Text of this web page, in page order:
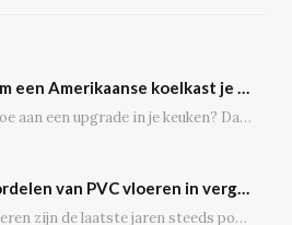
Waarom een Amerikaanse koelkast je keuken transformeert
Ben je toe aan een upgrade in je keuken? Dan is een Amerikaanse koelkast misschien…
De voordelen van PVC vloeren in vergelijking met houten vloeren
PVC vloeren zijn de laatste jaren steeds populairder geworden, en dat is niet zonder reden.…